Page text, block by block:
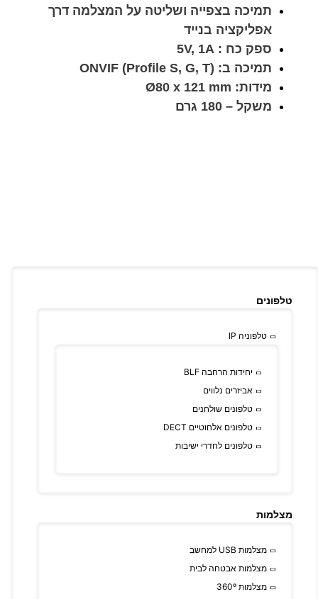
טלפונים
טלפוניה IP
יחידות הרחבה BLF
אביזרים נלווים
טלפונים שולחנים
טלפונים אלחוטיים DECT
טלפונים לחדרי ישיבות
מצלמות
מצלמות USB למחשב
מצלמות אבטחה לבית
מצלמות 360º
תמיכה בצפייה ושליטה על המצלמה דרך
אפליקציה בנייד
ספק כח : 5V, 1A
תמיכה ב: ONVIF (Profile S, G, T)
מידות: Ø80 x 121 mm
משקל – 180 גרם